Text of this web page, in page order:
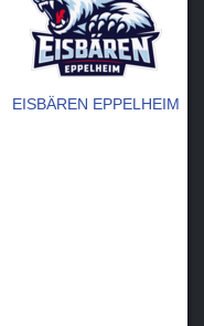
EISBÄREN EPPELHEIM